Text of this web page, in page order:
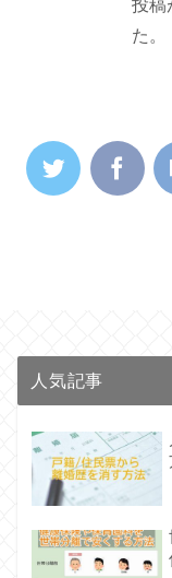
投稿
た。
人気記事